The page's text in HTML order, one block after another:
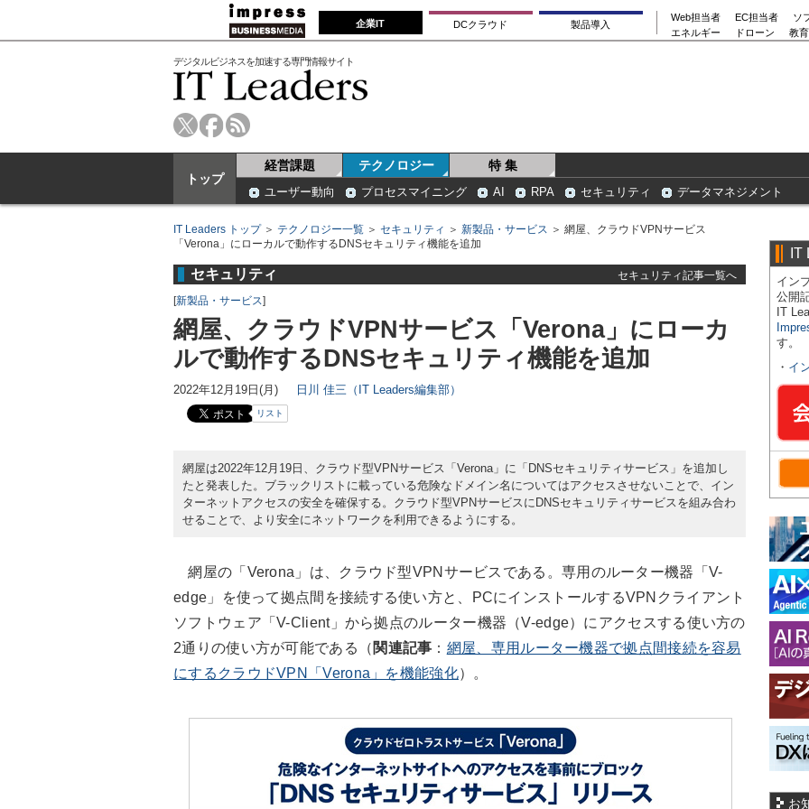
企業IT DCクラウド 製品導入
Web担当者 EC担当者
ソ
エネルギー
ドローン 教
デジタルビジネスを加速する専門情報サイト
トップ
経営課題 テクノロジー 特 集
ユーザー動向 プロセスマイニング AI RPA セキュリティ データマネジメント
IT Leaders トップ＞ テクノロジー一覧 ＞ セキュリティ ＞ 新製品・サービス ＞ 網屋、クラウドVPNサービス
「Verona」にローカルで動作するDNSセキュリティ機能を追加
セキュリティ
セキュリティ記事一覧へ
[新製品・サービス]
網屋、クラウドVPNサービス「Verona」にローカ
ルで動作するDNSセキュリティ機能を追加
2022年12月19日(月) 日川 佳三（IT Leaders編集部）
リスト
網屋は2022年12月19日、クラウド型VPNサービス「Verona」に「DNSセキュリティサービス」を追加し
たと発表した。ブラックリストに載っている危険なドメイン名についてはアクセスさせないことで、イン
ターネットアクセスの安全を確保する。クラウド型VPNサービスにDNSセキュリティサービスを組み合わ
せることで、より安全にネットワークを利用できるようにする。
網屋の「Verona」は、クラウド型VPNサービスである。専用のルーター機器「V-
edge」を使って拠点間を接続する使い方と、PCにインストールするVPNクライアント
ソフトウェア「V-Client」から拠点のルーター機器（V-edge）にアクセスする使い方の
2通りの使い方が可能である（ 関連記事 ： 網屋、専用ルーター機器で拠点間接続を容易
にするクラウドVPN「Verona」を機能強化）。
IT
イン
公開
IT
す。
・ イ
お